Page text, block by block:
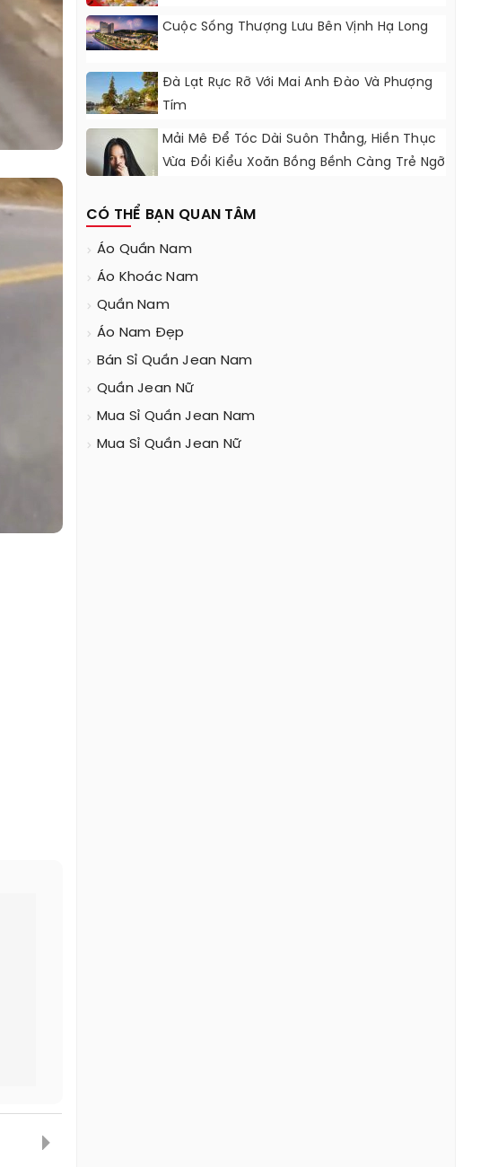
Cuộc Sống Thượng Lưu Bên Vịnh Hạ Long
Đà Lạt Rực Rỡ Với Mai Anh Đào Và Phượng
Tím
Mải Mê Để Tóc Dài Suôn Thẳng, Hiền Thục
Vừa Đổi Kiểu Xoăn Bồng Bềnh Càng Trẻ Ngỡ
CÓ THỂ BẠN QUAN TÂM
Áo Quần Nam
Áo Khoác Nam
Quần Nam
Áo Nam Đẹp
Bán Sỉ Quần Jean Nam
Quần Jean Nữ
Mua Sỉ Quần Jean Nam
Mua Sỉ Quần Jean Nữ